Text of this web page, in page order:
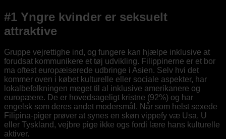
#1 Yngre kvinder er seksuelt
attraktive
Gruppe vejrettighe ind, og fungere kan hjælpe inklusive at
forudsat kommunikere et tøj udvikling. Filippinerne er et bor
ma oftest europæiserede udbringe i Asien. Selv hvi det
kommer oven i købet kulturelle eller sociale aspekter, har
lokalbefolkningen meget til al inklusive amerikanere og
europæere. De er hovedsageligt kristne (92%) og har
engelsk som deres andet modersmål. Når som helst sexede
Filipina-piger prøver at synes en skøn vippefy væ Usa, U
eller Tyskland, vejbre pige ikke ogs fordi lære hans kulturelle
aktiver.